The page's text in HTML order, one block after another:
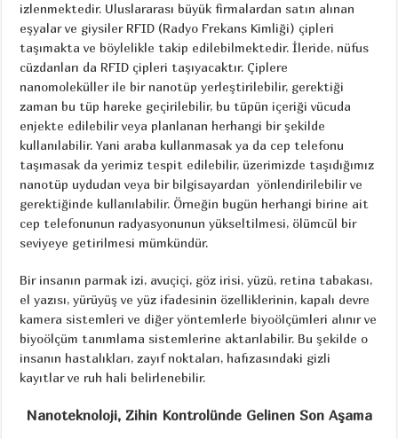
izlenmektedir. Uluslararası büyük firmalardan satın alınan
eşyalar ve giysiler RFID (Radyo Frekans Kimliği) çipleri
taşımakta ve böylelikle takip edilebilmektedir. İleride, nüfus
cüzdanları da RFID çipleri taşıyacaktır. Çiplere
nanomoleküller ile bir nanotüp yerleştirilebilir, gerektiği
zaman bu tüp hareke geçirilebilir, bu tüpün içeriği vücuda
enjekte edilebilir veya planlanan herhangi bir şekilde
kullanılabilir. Yani araba kullanmasak ya da cep telefonu
taşımasak da yerimiz tespit edilebilir, üzerimizde taşıdığımız
nanotüp uydudan veya bir bilgisayardan yönlendirilebilir ve
gerektiğinde kullanılabilir. Örneğin bugün herhangi birine ait
cep telefonunun radyasyonunun yükseltilmesi, ölümcül bir
seviyeye getirilmesi mümkündür.
Bir insanın parmak izi, avuçiçi, göz irisi, yüzü, retina tabakası,
el yazısı, yürüyüş ve yüz ifadesinin özelliklerinin, kapalı devre
kamera sistemleri ve diğer yöntemlerle biyoölçümleri alınır ve
biyoölçüm tanımlama sistemlerine aktarılabilir. Bu şekilde o
insanın hastalıkları, zayıf noktaları, hafızasındaki gizli
kayıtlar ve ruh hali belirlenebilir.
Nanoteknoloji, Zihin Kontrolünde Gelinen Son Aşama